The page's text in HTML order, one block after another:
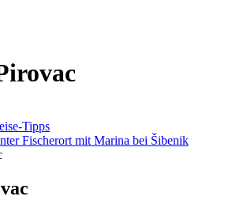
Tipps
Fischerort mit Marina bei Šibenik